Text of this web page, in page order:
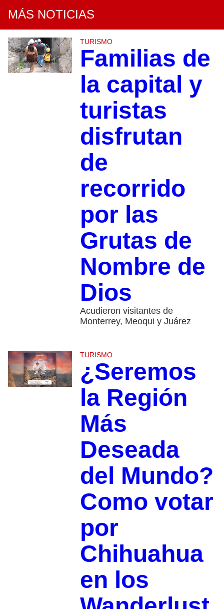
MÁS NOTICIAS
TURISMO
Familias de
la capital y
turistas
disfrutan
de
recorrido
por las
Grutas de
Nombre de
Dios
Acudieron visitantes de
Monterrey, Meoqui y Juárez
TURISMO
¿Seremos
la Región
Más
Deseada
del Mundo?
Como votar
por
Chihuahua
en los